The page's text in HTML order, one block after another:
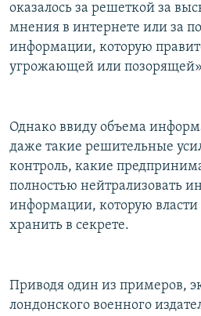
оказалось за решеткой за
мнения в интернете или за
информации, которую
угрожающей или
Однако ввиду объема
даже такие решительные
контроль, какие
полностью нейтрализовать
информации, которую власти
хранить в секрете.
Приводя один из примеров,
лондонского военного